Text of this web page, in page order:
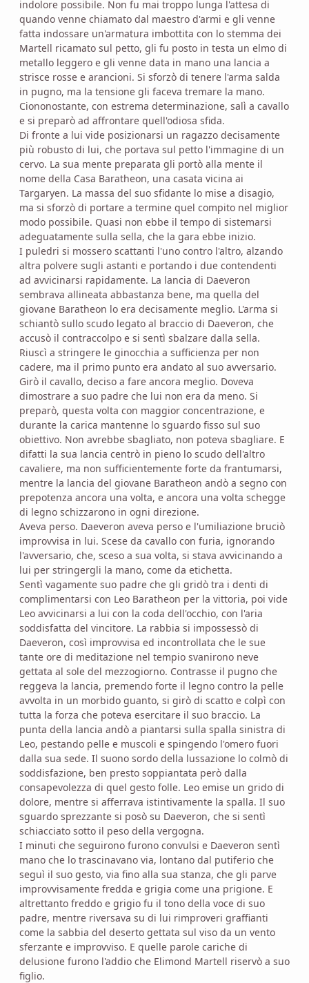
indolore possibile. Non fu mai troppo lunga l'attesa di
quando venne chiamato dal maestro d'armi e gli venne
fatta indossare un'armatura imbottita con lo stemma dei
Martell ricamato sul petto, gli fu posto in testa un elmo di
metallo leggero e gli venne data in mano una lancia a
strisce rosse e arancioni. Si sforzò di tenere l'arma salda
in pugno, ma la tensione gli faceva tremare la mano.
Ciononostante, con estrema determinazione, salì a cavallo
e si preparò ad affrontare quell'odiosa sfida.
Di fronte a lui vide posizionarsi un ragazzo decisamente
più robusto di lui, che portava sul petto l'immagine di un
cervo. La sua mente preparata gli portò alla mente il
nome della Casa Baratheon, una casata vicina ai
Targaryen. La massa del suo sfidante lo mise a disagio,
ma si sforzò di portare a termine quel compito nel miglior
modo possibile. Quasi non ebbe il tempo di sistemarsi
adeguatamente sulla sella, che la gara ebbe inizio.
I puledri si mossero scattanti l'uno contro l'altro, alzando
altra polvere sugli astanti e portando i due contendenti
ad avvicinarsi rapidamente. La lancia di Daeveron
sembrava allineata abbastanza bene, ma quella del
giovane Baratheon lo era decisamente meglio. L'arma si
schiantò sullo scudo legato al braccio di Daeveron, che
accusò il contraccolpo e si sentì sbalzare dalla sella.
Riuscì a stringere le ginocchia a sufficienza per non
cadere, ma il primo punto era andato al suo avversario.
Girò il cavallo, deciso a fare ancora meglio. Doveva
dimostrare a suo padre che lui non era da meno. Si
preparò, questa volta con maggior concentrazione, e
durante la carica mantenne lo sguardo fisso sul suo
obiettivo. Non avrebbe sbagliato, non poteva sbagliare. E
difatti la sua lancia centrò in pieno lo scudo dell'altro
cavaliere, ma non sufficientemente forte da frantumarsi,
mentre la lancia del giovane Baratheon andò a segno con
prepotenza ancora una volta, e ancora una volta schegge
di legno schizzarono in ogni direzione.
Aveva perso. Daeveron aveva perso e l'umiliazione bruciò
improvvisa in lui. Scese da cavallo con furia, ignorando
l'avversario, che, sceso a sua volta, si stava avvicinando a
lui per stringergli la mano, come da etichetta.
Sentì vagamente suo padre che gli gridò tra i denti di
complimentarsi con Leo Baratheon per la vittoria, poi vide
Leo avvicinarsi a lui con la coda dell'occhio, con l'aria
soddisfatta del vincitore. La rabbia si impossessò di
Daeveron, così improvvisa ed incontrollata che le sue
tante ore di meditazione nel tempio svanirono neve
gettata al sole del mezzogiorno. Contrasse il pugno che
reggeva la lancia, premendo forte il legno contro la pelle
avvolta in un morbido guanto, si girò di scatto e colpì con
tutta la forza che poteva esercitare il suo braccio. La
punta della lancia andò a piantarsi sulla spalla sinistra di
Leo, pestando pelle e muscoli e spingendo l'omero fuori
dalla sua sede. Il suono sordo della lussazione lo colmò di
soddisfazione, ben presto soppiantata però dalla
consapevolezza di quel gesto folle. Leo emise un grido di
dolore, mentre si afferrava istintivamente la spalla. Il suo
sguardo sprezzante si posò su Daeveron, che si sentì
schiacciato sotto il peso della vergogna.
I minuti che seguirono furono convulsi e Daeveron sentì
mano che lo trascinavano via, lontano dal putiferio che
seguì il suo gesto, via fino alla sua stanza, che gli parve
improvvisamente fredda e grigia come una prigione. E
altrettanto freddo e grigio fu il tono della voce di suo
padre, mentre riversava su di lui rimproveri graffianti
come la sabbia del deserto gettata sul viso da un vento
sferzante e improvviso. E quelle parole cariche di
delusione furono l'addio che Elimond Martell riservò a suo
figlio.